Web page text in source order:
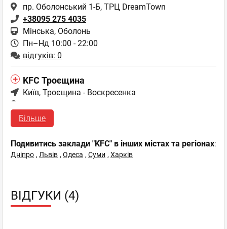
пр. Оболонський 1-Б, ТРЦ DreamTown
+38095 275 4035
Мінська, Оболонь
Пн–Нд 10:00 - 22:00
відгуків: 0
KFC Троєщина
Київ, Троєщина - Воскресенка
+38050 442 5335
Пн–Пт 08:00 - 23:30,
відгуків: 1
вул. Академіка Заболотного, 37, ТРЦ АРТ МОЛЛ
+38050 412 3479
Більше
Подивитись заклади "KFC" в інших містах та регіонах:
Дніпро , Львів , Одеса , Суми , Харків
ВІДГУКИ (4)